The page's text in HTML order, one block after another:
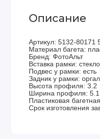
Описание
Артикул: 5132-80171
Материал багета:
Бренд: ФотоАльт
Вставка рамки:
Подвес у рамки: есть
Задник у рамки:
Высота профиля: 3.2
Ширина профиля: 5.1
Пластиковая
Срок изготовления